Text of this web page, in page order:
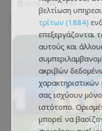
09.08.2026 - 23:47
βελτίωση
τρίτων (1884)
επεξεργάζονται
αυτούς και
ακριβών
χαρακτηριστικών
σας ισχύουν
ιστότοπο.
μπορεί να